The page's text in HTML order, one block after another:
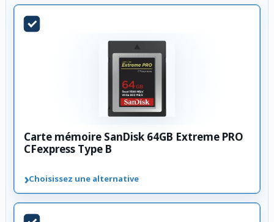
Carte mémoire SanDisk 64GB Extreme PRO
CFexpress Type B
›Choisissez une alternative